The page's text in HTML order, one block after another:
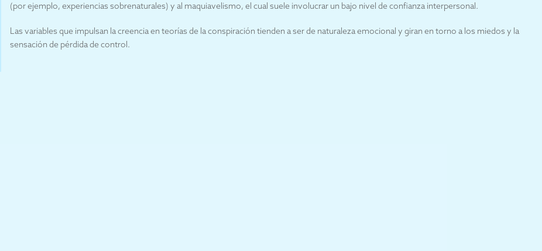
(por ejemplo, experiencias sobrenaturales) y al maquiavelismo, el cual suele involucrar un bajo nivel de confianza interpersonal.
Las variables que impulsan la creencia en teorías de la conspiración tienden a ser de naturaleza emocional y giran en torno a los miedos y la
sensación de pérdida de control.